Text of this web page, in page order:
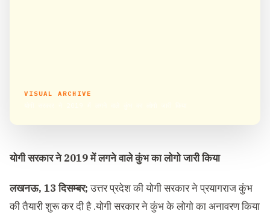
VISUAL ARCHIVE
योगी सरकार ने 2019 में लगने वाले कुंभ का लोगो जारी किया
लखनऊ, 13 दिसम्बर;उत्तर प्रदेश की योगी सरकार ने प्रयागराज कुंभ
की तैयारी शुरू कर दी है .योगी सरकार ने कुंभ के लोगो का अनावरण किया